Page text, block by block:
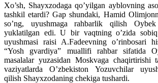
Xo’sh, Shayxzodaga qo’yilgan ayblovning
tashkil etardi? Gap shundaki, Hamid
so’ng, uyushmaga rahbarlik qilish
yuklatilgan edi. U bir vaqtning o’zida
uyushmasi raisi A.Fadeevning o’rinbosari
“Yosh gvardiya” muallifi rahbar sifatida
masalalar yuzasidan Moskvaga chaqirtirishi
vaziyatlarda O’zbekiston Yozuvchilar
qilish Shayxzodaning chekiga tushardi.